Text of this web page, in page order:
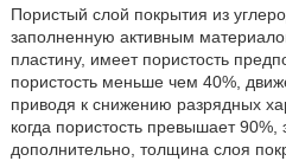
Пористый слой покрытия из
заполненную активным
пластину, имеет пористость
пористость меньше чем 40%,
приводя к снижению разрядных
когда пористость превышает
дополнительно, толщина слоя